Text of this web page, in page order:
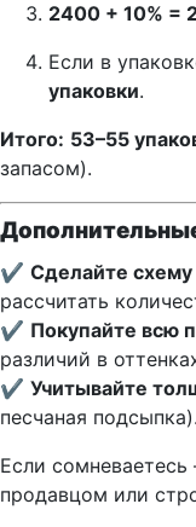
2400 + 10% =
Если в
упаковки.
Итого: 53–55
запасом).
✔ Сделайте схему
рассчитать
✔ Покупайте всю
различий в
✔ Учитывайте
песчаная подсыпка).
Если сомневаетесь
продавцом или